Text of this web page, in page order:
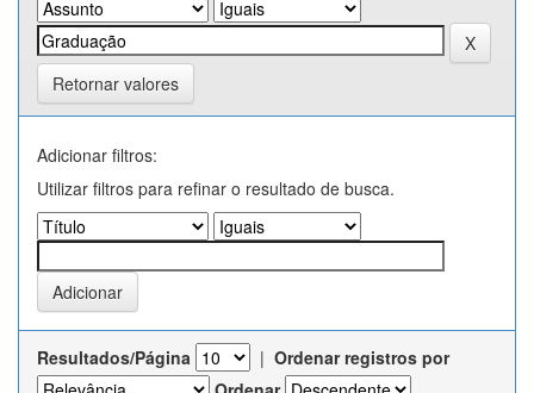
Retornar valores
Adicionar filtros:
Utilizar filtros para refinar o resultado de busca.
Resultados/Página | Ordenar registros por